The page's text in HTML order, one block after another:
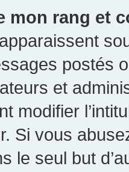
mon rang et
postés
et
modifier
Si vous
le seul but